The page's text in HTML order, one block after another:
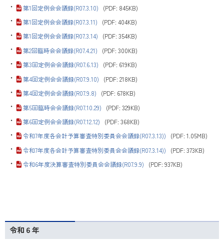
・ 第1回定例会会議録(R07.3.10)
(PDF: 845KB)
・
第1回定例会会議録(R07.3.11)
(PDF: 404KB)
・
第1回定例会会議録(R07.3.14)
(PDF: 354KB)
・
第2回臨時会会議録(R07.4.21)
(PDF: 300KB)
・
第3回定例会会議録(R07.6.13)
(PDF: 619KB)
・
第4回定例会会議録(R07.9.10)
(PDF: 218KB)
・
第4回定例会会議録(R07.9.8)
(PDF: 678KB)
・
第5回臨時会会議録(R07.10.29)
(PDF: 329KB)
・
第6回定例会会議録(R07.12.12)
(PDF: 368KB)
・
令和7年度各会計予算審査特別委員会会議録(R07.3.13))
(PDF: 1.05MB)
・
令和7年度各会計予算審査特別委員会会議録(R07.3.14))
(PDF: 373KB)
・
令和6年度決算審査特別委員会会議録(R07.9.9) (PDF: 937KB)
令和６年